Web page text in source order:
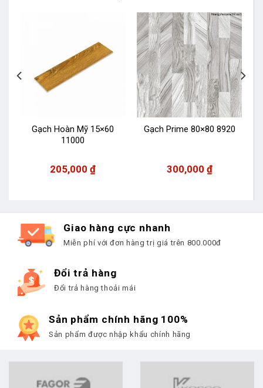
Gạch Hoàn Mỹ 15×60
11000
205,000₫
Gạch Prime 80×80 8920
300,000 ₫
Giao hàng cực nhanh
Miễn phí với đơn hàng trị giá trên 800.000đ
Đổi trả hàng
Đổi trả hàng thoải mái
Sản phẩm chính hãng 100%
Sản phẩm được nhập khẩu chính hãng